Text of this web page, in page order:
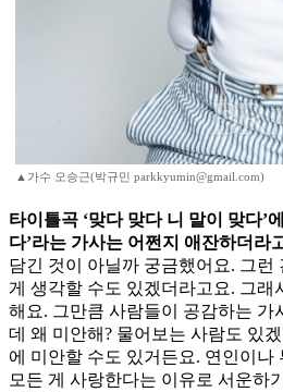
▲가수 오승근(박규민 parkkyumin@gmail.com)
타이틀곡 ‘맞다 맞다 니 말이 맞다’
다’라는 가사는 어쩐지 애잔하더라
담긴 것이 아닐까 궁금했어요. 그런
게 생각할 수도 있겠더라고요. 그래
해요. 그만큼 사람들이 공감하는 가
데 왜 미안해? 물어보는 사람도 있
에 미안할 수도 있거든요. 연인이나
모든 게 사랑한다는 이유로 서운하